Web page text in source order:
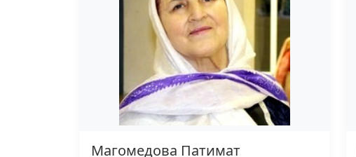
Магомедова Патимат